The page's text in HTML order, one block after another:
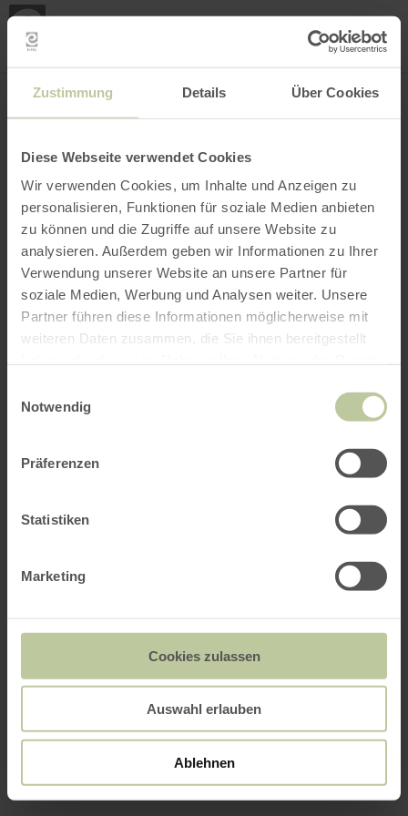
Zustimmung Details Über Cookies
Diese Webseite verwendet Cookies
Wir verwenden Cookies, um Inhalte und Anzeigen zu
personalisieren, Funktionen für soziale Medien anbieten
zu können und die Zugriffe auf unsere Website zu
analysieren. Außerdem geben wir Informationen zu Ihrer
Verwendung unserer Website an unsere Partner für
soziale Medien, Werbung und Analysen weiter. Unsere
Partner führen diese Informationen möglicherweise mit
weiteren Daten zusammen, die Sie ihnen bereitgestellt
Notwendig
Präferenzen
Statistiken
Marketing
Cookies zulassen
Auswahl erlauben
Ablehnen
INTERACTIEVE KAART
Mijn
Filter openen